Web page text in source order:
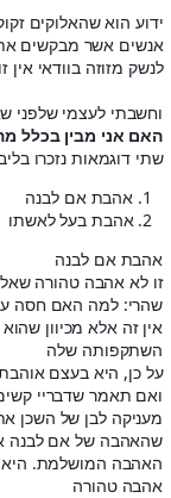
ידוע הוא שהאלוקים
אנשים אשר מבקשים
לנשק מזוזה בוודאי אין
וחשבתי לעצמי שלפני
האם אני מבין בכלל
שתי דוגמאות נזכרו
אהבת אם לבנה
אהבת בעל לאשתו
אהבת אם לבנה
זו לא אהבה טהורה
שהרי: למה האם חסה
אין זה אלא מכיוון
השתקפותה שלה
על כן, היא בעצם
ואם תאמר שדבריי
מעניקה לבן של השכן
שהאהבה של אם לבנה
האהבה המושלמת. היא
אהבה טהורה